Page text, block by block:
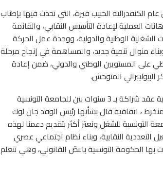
الكنفدرالية الحبيب قيزة، التي تحدث فيها بإطناب
العملية لإعادة التأسيس النقابي، والقائمة
الشغلية الوطنية والدولية، ووحدة عمل الحركة
منوال تنمية جديد، والمساهمة في إنجاح مرحلة
على المستويين الوطني والدولي، ضمن إعادة
البيوليبرالي المتوحش.
وأنهى المجلس الكنفدرالي أعماله بالتوقيع مجددا على اتفاقية عقد شراكة بـ 3 سنوات بين للجامعة التونسية
تنظيم نقابي بلجيكي يضم نحو مليون و700 ألف منخرط ، اتفاقية قال بشأنها رئيس الوفد جان لوك
التونسية للشغل ونعتز أكثر بتقديم دعمنا لهذه
التعددية النقابية، وبناء نظام اجتماعي عصري
الحكومة التونسية بالنصّ القانوني، وهي تتعلم